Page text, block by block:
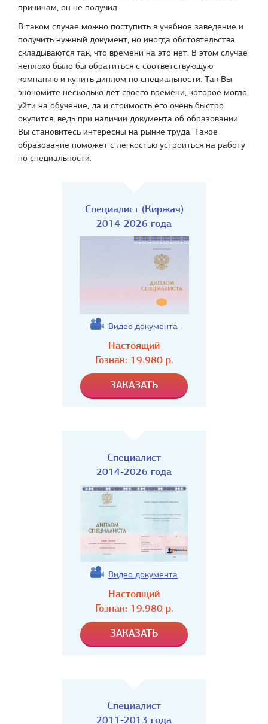
причинам, он не получил.
В таком случае можно поступить в учебное заведение и
получить нужный документ, но иногда обстоятельства
складываются так, что времени на это нет. В этом случае
неплохо было бы обратиться с соответствующую
компанию и купить диплом по специальности. Так Вы
экономите несколько лет своего времени, которое могло
уйти на обучение, да и стоимость его очень быстро
окупится, ведь при наличии документа об образовании
Вы становитесь интересны на рынке труда. Такое
образование поможет с легкостью устроиться на работу
по специальности.
Специалист (Киржач)
2014-2026 года
Видео документа
Настоящий
Гознак: 19.980р.
Специалист
2014-2026 года
Видео документа
Настоящий
Гознак: 19.980р.
Специалист
2011-2013 года